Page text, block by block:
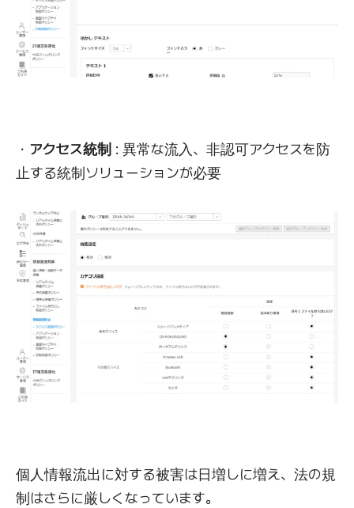
・ アクセス統制 : 異常な流入、非認可アクセスを防
止する統制ソリューションが必要
個人情報流出に対する被害は日増しに増え、法の規
制はさらに厳しくなっています。